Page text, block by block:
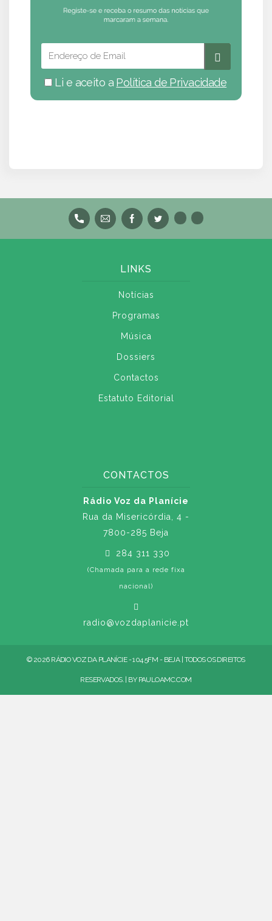
Li e aceito a Política de Privacidade
LINKS
Notícias
Programas
Música
Dossiers
Contactos
Estatuto Editorial
CONTACTOS
Rádio Voz da Planície
Rua da Misericórdia, 4 -
7800-285 Beja
284 311 330
(Chamada para a rede fixa
nacional)
radio@vozdaplanicie.pt
© 2026 RÁDIO VOZ DA PLANÍCIE - 104.5FM - BEJA | TODOS OS DIREITOS
RESERVADOS. | BY PAULOAMC.COM